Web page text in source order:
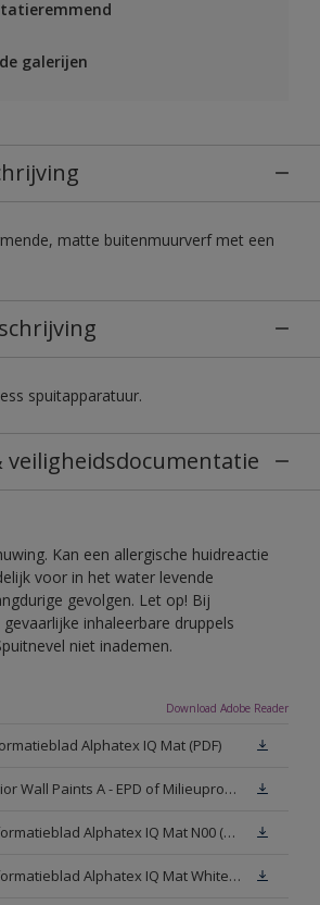
galerijen
matte buitenmuurverf met een
spuitapparatuur.
veiligheidsdocumentatie
Kan een allergische huidreactie
voor in het water levende
gevolgen. Let op! Bij
inhaleerbare druppels
niet inademen.
Download Adobe Reader
Alphatex IQ Mat (PDF)
Sikkens Exterior Wall Paints A - EPD of Milieuproductverklaring
Veiligheidsinformatieblad Alphatex IQ Mat N00 (MSDS)
Veiligheidsinformatieblad Alphatex IQ Mat White W05 (MSDS)